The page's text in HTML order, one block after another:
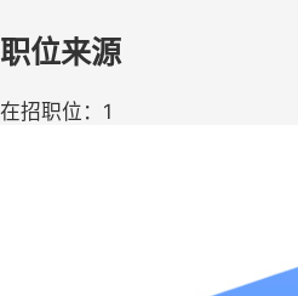
职位来源
在招职位：1